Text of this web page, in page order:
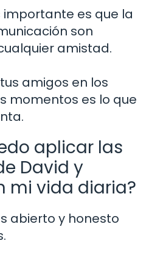
importante es que la
son
amistad.
amigos en los
momentos es lo que
aplicar las
David y
mi vida diaria?
abierto y honesto